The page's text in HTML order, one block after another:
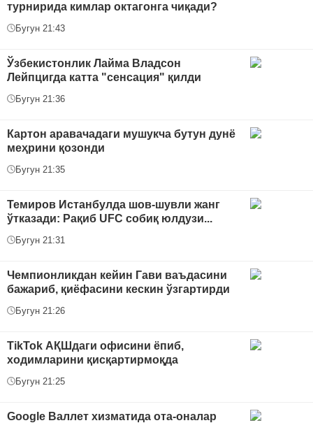
турнирида кимлар октагонга чиқади?
Бугун 21:43
Ўзбекистонлик Лайма Владсон
Лейпцигда катта "сенсация" қилди
Бугун 21:36
Картон аравачадаги мушукча бутун дунё
меҳрини қозонди
Бугун 21:35
Темиров Истанбулда шов-шувли жанг
ўтказади: Рақиб UFC собиқ юлдузи...
Бугун 21:31
Чемпионликдан кейин Гави ваъдасини
бажариб, қиёфасини кескин ўзгартирди
Бугун 21:26
TikTok АҚШдаги офисини ёпиб,
ходимларини қисқартирмоқда
Бугун 21:25
Google Валлет хизматида ота-оналар